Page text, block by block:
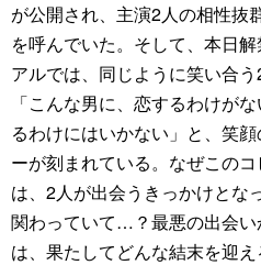
が公開され、主演2人の相性抜
を呼んでいた。そして、本日
アルでは、同じように笑い合う
「こんな男に、恋するわけが
るわけにはいかない」と、笑
ーが刻まれている。なぜこの
は、2人が出会うきっかけとな
関わっていて…？最悪の出会
は、果たしてどんな結末を迎え